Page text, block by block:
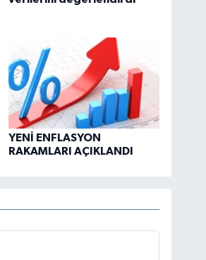
YENİ ENFLASYON
RAKAMLARI AÇIKLANDI